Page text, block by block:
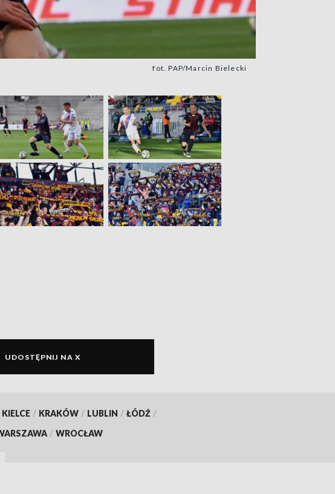
fot. PAP/Marcin Bielecki
UDOSTĘPNIJ NA X
KIELCE / KRAKÓW / LUBLIN / ŁÓDŹ /
/ WROCŁAW